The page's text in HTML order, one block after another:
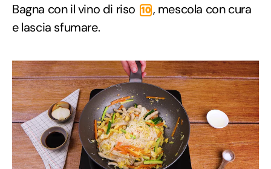
Bagna con il vino di riso 10 , mescola con cura
e lascia sfumare.